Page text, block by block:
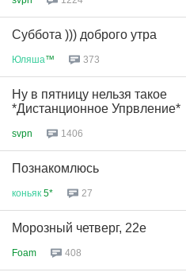
Суббота ))) доброго утра
Юляша™ 373
Ну в пятницу нельзя такое
*Дистанционное Упрвление*
svpn 1406
Познакомлюсь
коньяк 5* 27
Морозный четверг, 22е
Foam 408